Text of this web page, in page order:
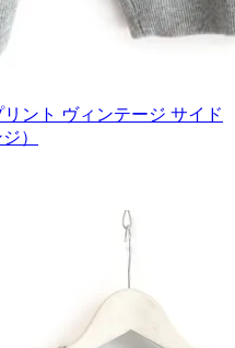
ント ヴィンテージ サイド
）